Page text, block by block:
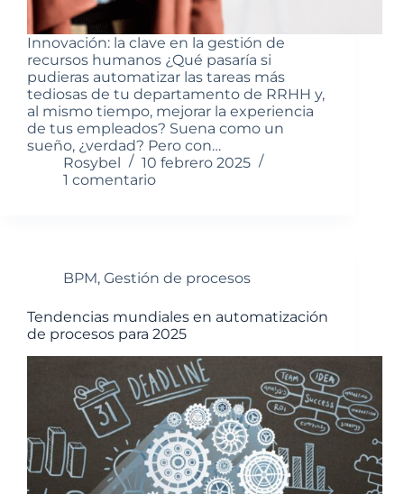
Innovación: la clave en la gestión de
recursos humanos ¿Qué pasaría si
pudieras automatizar las tareas más
tediosas de tu departamento de RRHH y,
al mismo tiempo, mejorar la experiencia
de tus empleados? Suena como un
sueño, ¿verdad? Pero con…
Rosybel
10 febrero 2025
1 comentario
BPM, Gestión de procesos
Tendencias mundiales en automatización
de procesos para 2025